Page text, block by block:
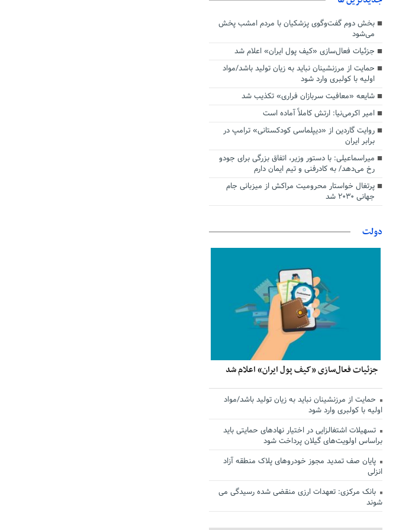
بخش دوم گفت‌وگوی پزشکیان با مردم امشب پخش
می‌شود
جزئیات فعال‌سازی «کیف پول ایران» اعلام شد
حمایت از مرزنشینان نباید به زیان تولید باشد/مواد
اولیه با کولبری وارد شود
شایعه «معافیت سربازان فراری» تکذیب شد
امیر اکرمی‌نیا: ارتش کاملاً آماده است
روایت گاردین از «دیپلماسی کودکستانی» ترامپ در
برابر ایران
میراسماعیلی: با دستور وزیر، اتفاق بزرگی برای جودو
رخ می‌دهد/ به کادرفنی و تیم ایمان دارم
پرتغال خواستار محرومیت مراکش از میزبانی جام
جهانی ۲۰۳۰ شد
دولت
جزئیات فعال‌سازی «کیف پول ایران» اعلام شد
حمایت از مرزنشینان نباید به زیان تولید باشد/مواد
اولیه با کولبری وارد شود
تسهیلات اشتغالزایی در اختیار نهادهای حمایتی باید
براساس اولویت‌های گیلان پرداخت شود
پایان صف تمدید مجوز خودروهای پلاک منطقه آزاد
انزلی
بانک مرکزی: تعهدات ارزی منقضی شده رسیدگی می
شوند